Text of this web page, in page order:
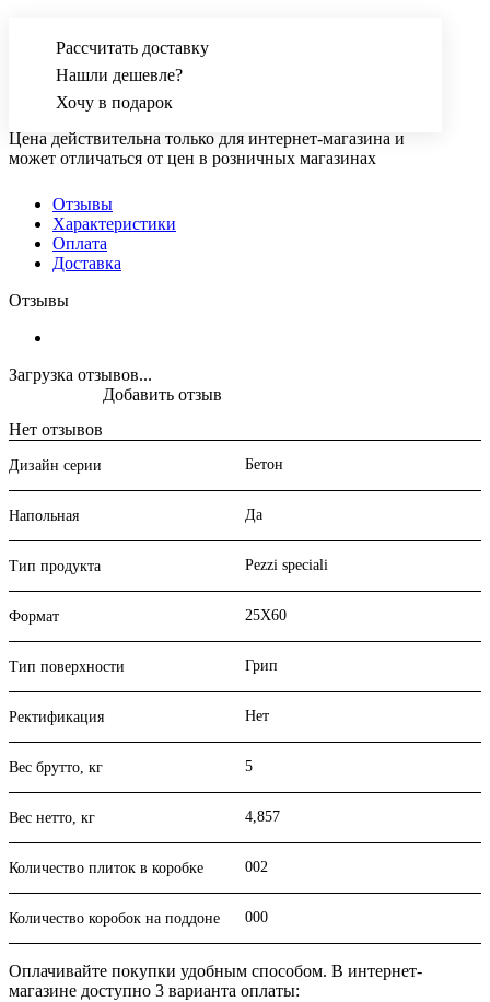
Рассчитать доставку
Нашли дешевле?
Хочу в подарок
Цена действительна только для интернет-магазина и
может отличаться от цен в розничных магазинах
Отзывы
Характеристики
Оплата
Доставка
Отзывы
Загрузка отзывов...
Нет отзывов
Добавить отзыв
Дизайн серии Бетон
Напольная Да
Тип продукта Pezzi speciali
Формат 25X60
Тип поверхности Грип
Ректификация Нет
Вес брутто, кг 5
Вес нетто, кг 4,857
Количество плиток в коробке 002
Количество коробок на поддоне 000
Оплачивайте покупки удобным способом. В интернет-
магазине доступно 3 варианта оплаты: